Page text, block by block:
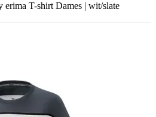
T-shirt Dames | wit/slate